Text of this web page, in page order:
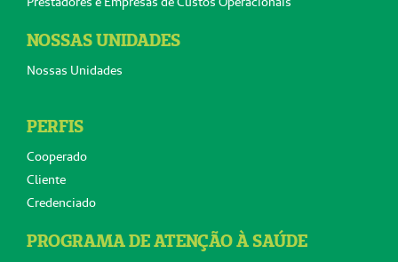
NOSSAS UNIDADES
Nossas Unidades
PERFIS
Cooperado
Cliente
Credenciado
PROGRAMA DE ATENÇÃO À SAÚDE